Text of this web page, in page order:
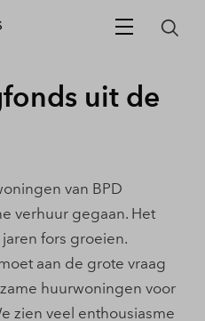
uit de
van BPD
verhuur gegaan. Het
fors groeien.
aan de grote vraag
huurwoningen voor
zien veel enthousiasme